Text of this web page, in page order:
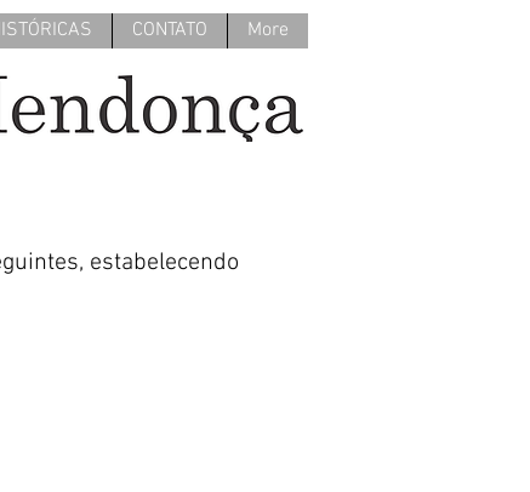
CONTATO More
estabelecendo